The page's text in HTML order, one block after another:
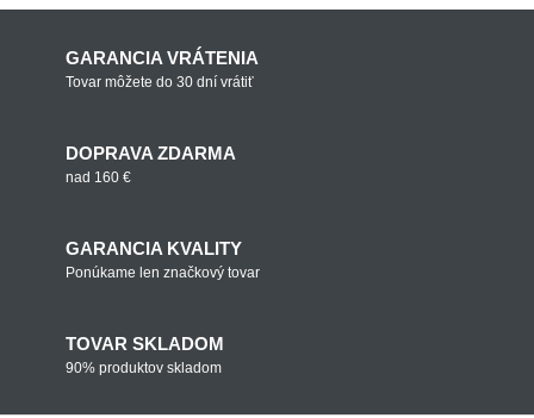
GARANCIA VRÁTENIA
Tovar môžete do 30 dní vrátiť
DOPRAVA ZDARMA
nad 160 €
GARANCIA KVALITY
Ponúkame len značkový tovar
TOVAR SKLADOM
90% produktov skladom